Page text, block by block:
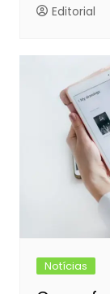
Editorial
Notícias